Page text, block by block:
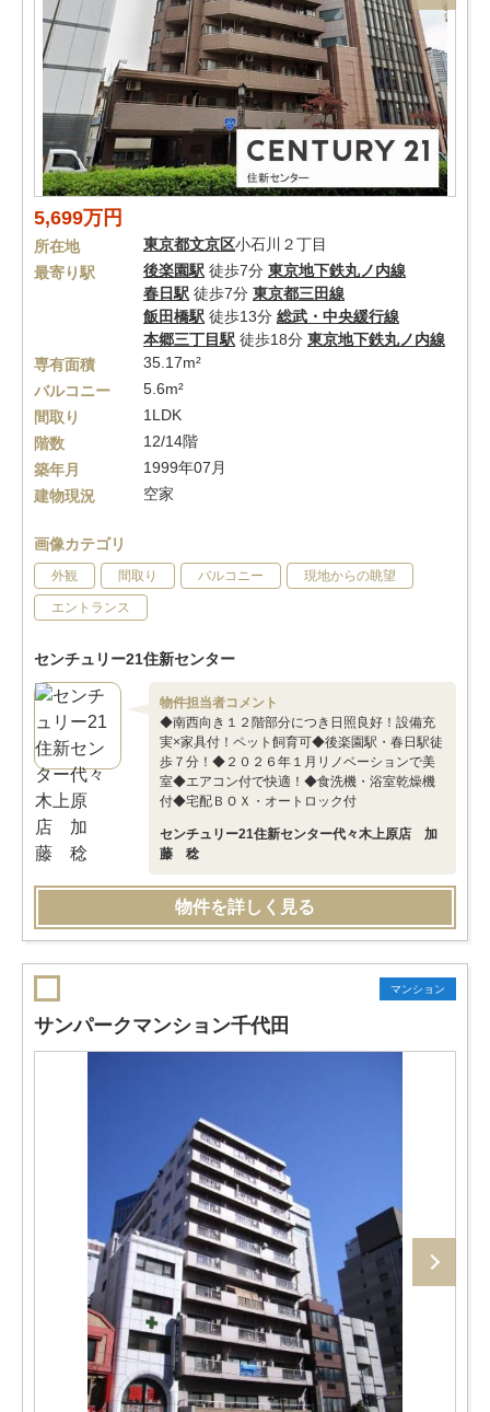
5,699万円
所在地 東京都文京区小石川２丁目
最寄り駅
後楽園駅 徒歩7分 東京地下鉄丸ノ内線
春日駅 徒歩7分 東京都三田線
飯田橋駅 徒歩13分 総武・中央緩行線
本郷三丁目駅 徒歩18分 東京地下鉄丸ノ内線
専有面積
35.17m²
バルコニー
5.6m²
間取り
1LDK
階数
12/14階
築年月
1999年07月
建物現況
空家
画像カテゴリ
外観 間取り バルコニー 現地からの眺望
エントランス
センチュリー21住新センター
物件担当者コメント
◆南西向き１２階部分につき日照良好！設備充
実×家具付！ペット飼育可◆後楽園駅・春日駅徒
歩７分！◆２０２６年１月リノベーションで美
室◆エアコン付で快適！◆食洗機・浴室乾燥機
付◆宅配ＢＯＸ・オートロック付
センチュリー21住新センター代々木上原店 加
藤 稔
物件を詳しく見る
マンション
サンパークマンション千代田